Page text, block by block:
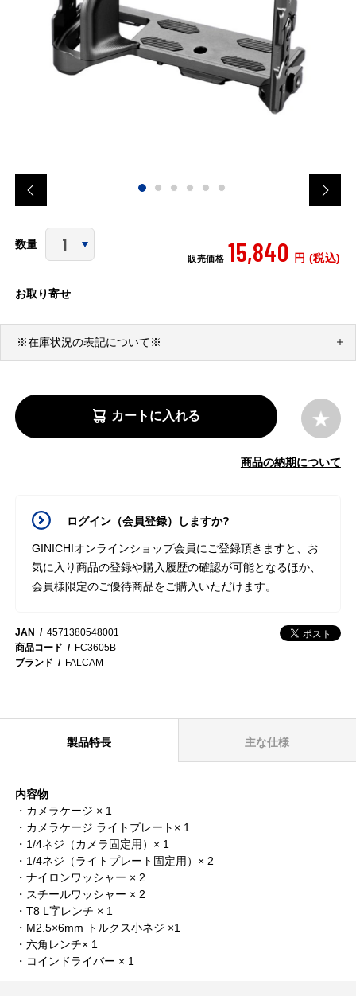
数量
販売価格 15,840 円 (税込)
お取り寄せ
※在庫状況の表記について※
カートに入れる
商品の納期について
ログイン（会員登録）しますか?
GINICHIオンラインショップ会員にご登録頂きますと、お
気に入り商品の登録や購入履歴の確認が可能となるほか、
会員様限定のご優待商品をご購入いただけます。
JAN
4571380548001
商品コード
FC3605B
ブランド
FALCAM
製品特長 主な仕様
内容物
・カメラケージ × 1
・カメラケージ ライトプレート× 1
・1/4ネジ（カメラ固定用）× 1
・1/4ネジ（ライトプレート固定用）× 2
・ナイロンワッシャー × 2
・スチールワッシャー × 2
・T8 L字レンチ × 1
・M2.5×6mm トルクス小ネジ ×1
・六角レンチ× 1
・コインドライバー × 1